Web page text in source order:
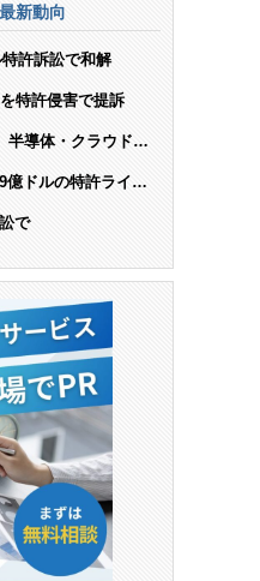
新動向
許訴訟で和解
特許侵害で提訴
導体・クラウド・
億ドルの特許ライセ
で